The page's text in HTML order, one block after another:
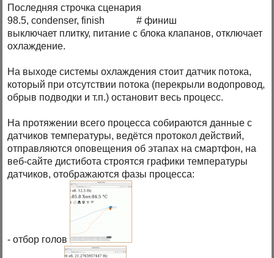
Последняя строчка сценария
98.5, condenser, finish # финиш
выключает плитку, питание с блока клапанов, отключает
охлаждение.
На выходе системы охлаждения стоит датчик потока,
который при отсутствии потока (перекрыли водопровод,
обрыв подводки и т.п.) остановит весь процесс.
На протяжении всего процесса собираются данные с
датчиков температуры, ведётся протокол действий,
отправляются оповещения об этапах на смартфон, на
веб-сайте дистибота строятся графики температуры
датчиков, отображаются фазы процесса:
- отбор голов